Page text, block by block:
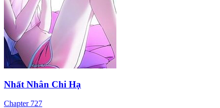
Nhất Nhân Chi Hạ
Chapter 727